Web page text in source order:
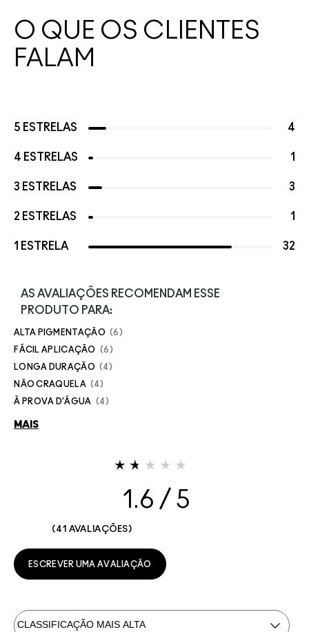
O QUE OS CLIENTES
FALAM
5 ESTRELAS 4
4 ESTRELAS 1
3 ESTRELAS 3
2 ESTRELAS 1
1 ESTRELA 32
AS AVALIAÇÕES RECOMENDAM ESSE
PRODUTO PARA:
ALTA PIGMENTAÇÃO 6
FÁCIL APLICAÇÃO 6
LONGA DURAÇÃO 4
NÃO CRAQUELA 4
À PROVA D'ÁGUA 4
MAIS
1.6
41 AVALIAÇÕES
ESCREVER UMA AVALIAÇÃO